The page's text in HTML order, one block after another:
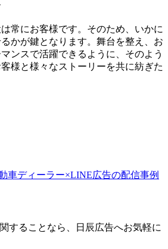
常にお客様です。そのため、いかに
かが鍵となります。舞台を整え、お
ンスで活躍できるように、そのよう
様と様々なストーリーを共に紡ぎた
車ディーラー×LINE広告の配信事例
することなら、日辰広告へお気軽に